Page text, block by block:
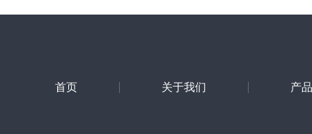
首页 关于我们 产